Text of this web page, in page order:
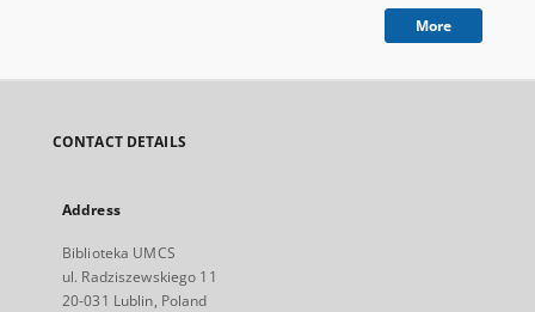
More
CONTACT DETAILS
Address
Biblioteka UMCS
ul. Radziszewskiego 11
20-031 Lublin, Poland